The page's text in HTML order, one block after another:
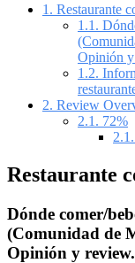
1. Restaurante
1.1.
Opinión
1.2.
2. Review
2.1. 72%
Restaurante
Dónde comer/
(Comunidad de
Opinión y review.